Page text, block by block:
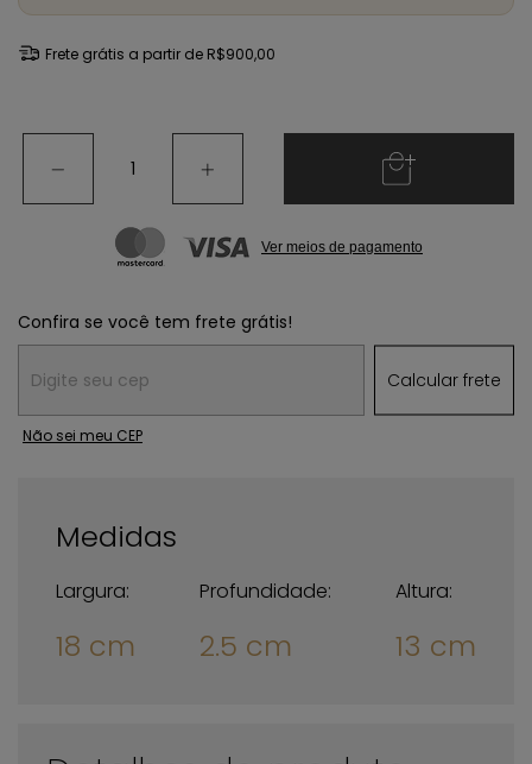
Frete grátis a partir de R$900,00
Ver meios de pagamento
Confira se você tem frete grátis!
Entregas para o CEP:
Calcular frete
Não sei meu CEP
Medidas
Largura:
18 cm
Profundidade:
2.5 cm
Altura:
13 cm